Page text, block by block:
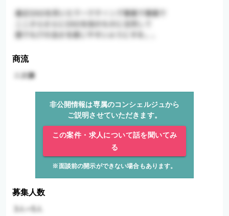
商流
非公開情報は専属のコンシェルジュから
ご説明させていただきます。
この案件・求人について話を聞いてみ
る
※面談前の開示ができない場合もあります。
募集人数